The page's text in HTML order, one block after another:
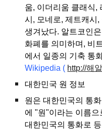
움, 이더리움 클래식,
시, 모네로, 제트캐시,
생겨났다. 알트코인
화폐를 의미하며, 비
에서 일종의 기축 통
Wikipedia ( http://해
대한민국 원 정보
원은 대한민국의 통
에 "원"이라는 이름
대한민국의 통화로